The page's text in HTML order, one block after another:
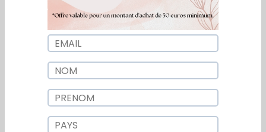
Huile Parfumée Musk
Tahara – Ayat
Perfumes – 12 ml
16,99€
Huile Parfumée Musk
Perfumes – 12 ml